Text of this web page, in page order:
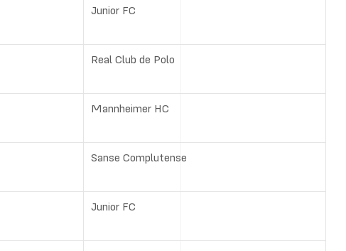
Junior FC
Real Club de Polo
Mannheimer HC
Sanse Complutense
Junior FC